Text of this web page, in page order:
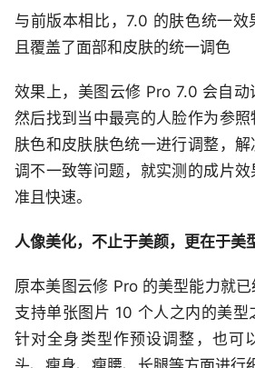
与前版本相比，7.0 的肤色统一效
且覆盖了面部和皮肤的统一调色
效果上，美图云修 Pro 7.0 会自动
然后找到当中最亮的人脸作为参
肤色和皮肤肤色统一进行调整，
调不一致等问题，就实测的成片
准且快速。
人像美化，不止于美颜，更在于美
原本美图云修 Pro 的美型能力就
支持单张图片 10 个人之内的美
针对全身类型作预设调整，也可